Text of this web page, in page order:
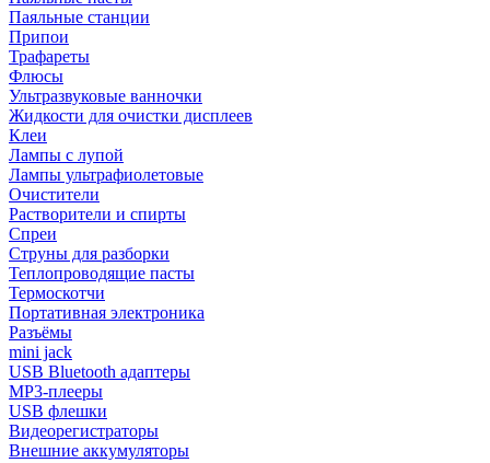
Паяльные станции
Припои
Трафареты
Флюсы
Ультразвуковые ванночки
Жидкости для очистки дисплеев
Клеи
Лампы с лупой
Лампы ультрафиолетовые
Очистители
Растворители и спирты
Спреи
Струны для разборки
Теплопроводящие пасты
Термоскотчи
Портативная электроника
Разъёмы
mini jack
USB Bluetooth адаптеры
MP3-плееры
USB флешки
Видеорегистраторы
Внешние аккумуляторы